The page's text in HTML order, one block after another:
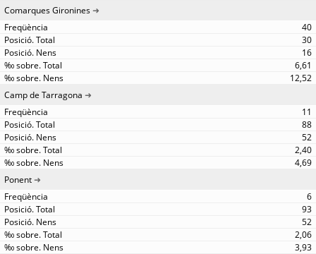
Comarques Gironines
40
30
16
6,61
12,52
Camp de Tarragona
11
88
52
2,40
4,69
Ponent
6
93
52
2,06
3,93